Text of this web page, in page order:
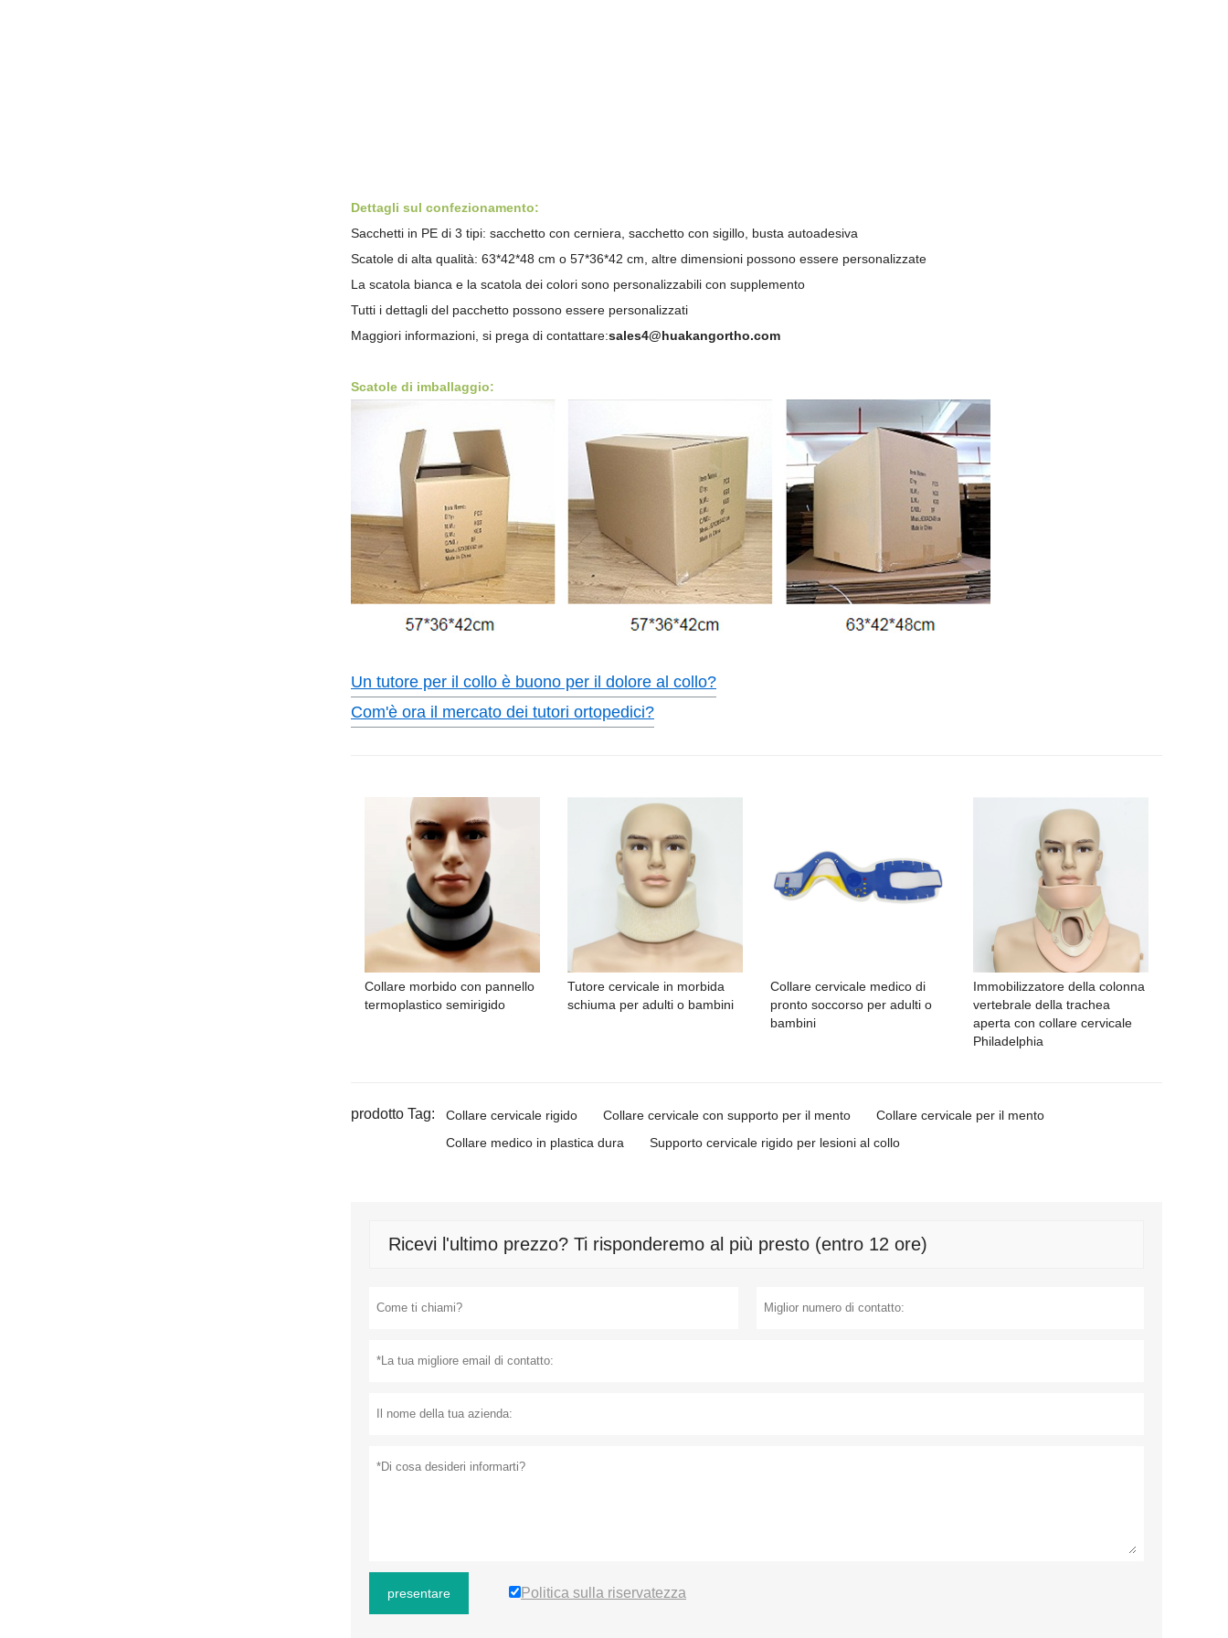
Dettagli sul confezionamento:
Sacchetti in PE di 3 tipi: sacchetto con cerniera, sacchetto con sigillo, busta autoadesiva
Scatole di alta qualità: 63*42*48 cm o 57*36*42 cm, altre dimensioni possono essere personalizzate
La scatola bianca e la scatola dei colori sono personalizzabili con supplemento
Tutti i dettagli del pacchetto possono essere personalizzati
Maggiori informazioni, si prega di contattare:sales4@huakangortho.com
Scatole di imballaggio:
Un tutore per il collo è buono per il dolore al collo?
Com'è ora il mercato dei tutori ortopedici?
Collare morbido con pannello
termoplastico semirigido
Tutore cervicale in morbida
schiuma per adulti o bambini
Collare cervicale medico di
pronto soccorso per adulti o
bambini
Immobilizzatore della colonna
vertebrale della trachea
aperta con collare cervicale
Philadelphia
prodotto Tag: Collare cervicale rigido Collare cervicale con supporto per il mento
Collare cervicale per il mento
Collare medico in plastica dura
Supporto cervicale rigido per lesioni al collo
Ricevi l'ultimo prezzo? Ti risponderemo al più presto (entro 12 ore)
presentare Politica sulla riservatezza